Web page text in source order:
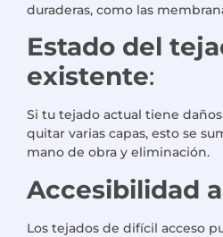
duraderas, como las
Estado del
existente:
Si tu tejado actual tiene
quitar varias capas, esto se
mano de obra y eliminación.
Accesibilidad
Los tejados de difícil acceso